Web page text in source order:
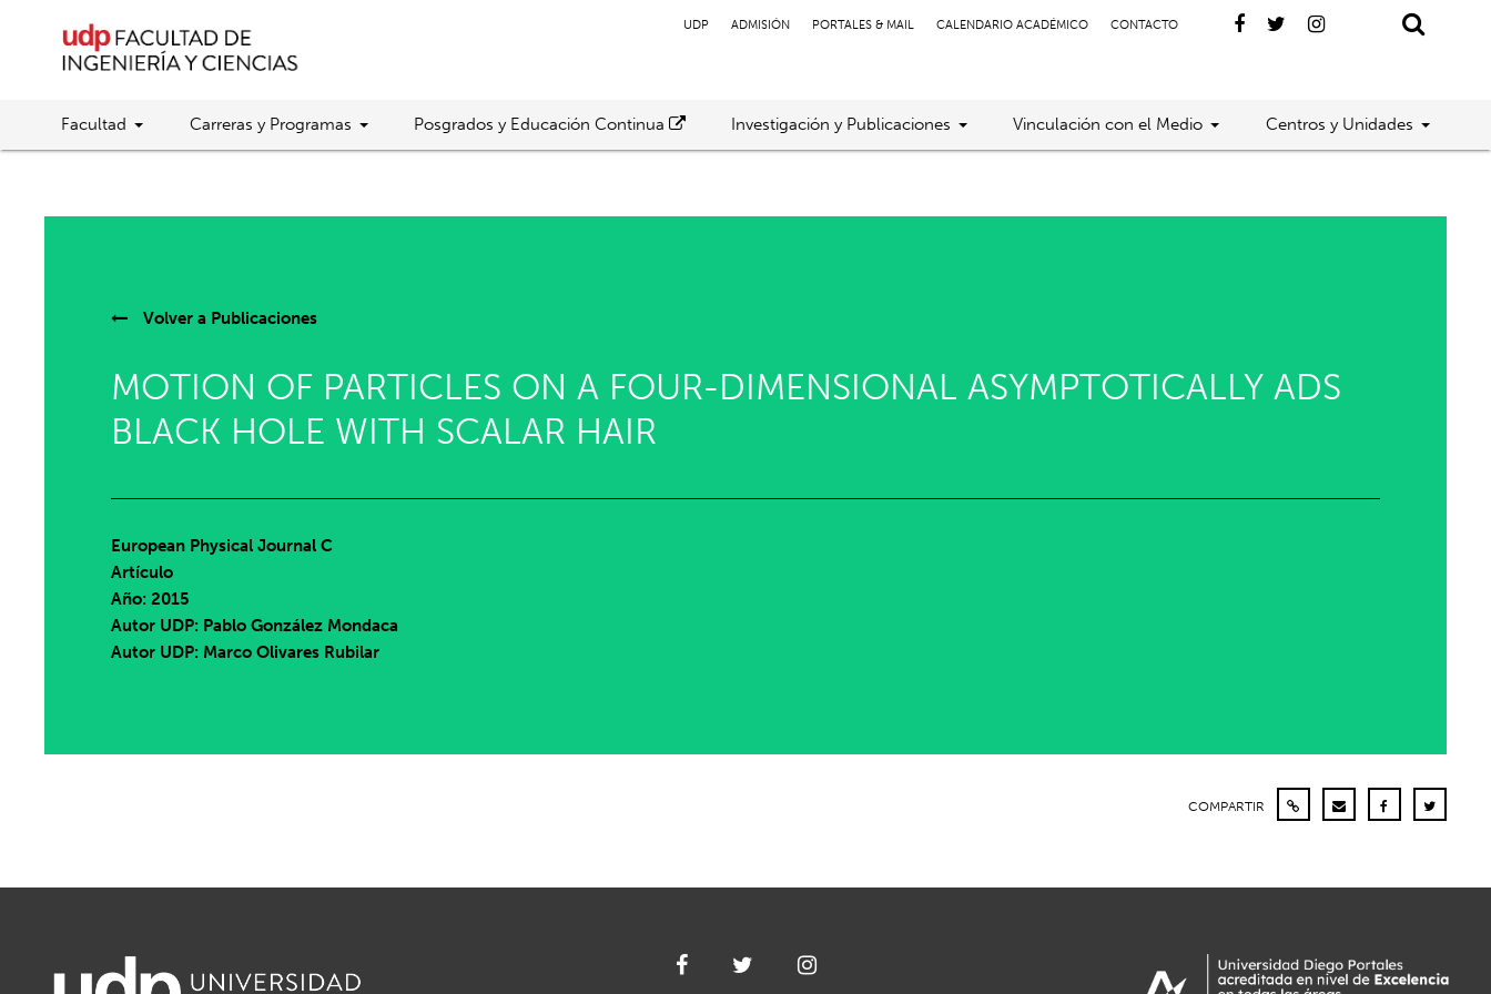
UDP ADMISIÓN PORTALES & MAIL CALENDARIO ACADÉMICO CONTACTO
Facultad Carreras y Programas Posgrados y Educación Continua Investigación y Publicaciones Vinculación con el Medio Centros y Unidades
Volver a Publicaciones
MOTION OF PARTICLES ON A FOUR-DIMENSIONAL ASYMPTOTICALLY ADS
BLACK HOLE WITH SCALAR HAIR
European Physical Journal C
Artículo
Año: 2015
Autor UDP: Pablo González Mondaca
Autor UDP: Marco Olivares Rubilar
COMPARTIR